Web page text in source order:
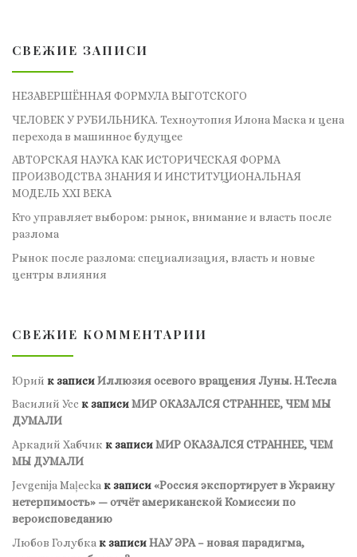
СВЕЖИЕ ЗАПИСИ
НЕЗАВЕРШЁННАЯ ФОРМУЛА ВЫГОТСКОГО
ЧЕЛОВЕК У РУБИЛЬНИКА. Техноутопия Илона Маска и цена
перехода в машинное будущее
АВТОРСКАЯ НАУКА КАК ИСТОРИЧЕСКАЯ ФОРМА
ПРОИЗВОДСТВА ЗНАНИЯ И ИНСТИТУЦИОНАЛЬНАЯ
МОДЕЛЬ XXI ВЕКА
Кто управляет выбором: рынок, внимание и власть после
разлома
Рынок после разлома: специализация, власть и новые
центры влияния
СВЕЖИЕ КОММЕНТАРИИ
Юрий к записиИллюзия осевого вращения Луны. Н.Тесла
Василий Усс к записиМИР ОКАЗАЛСЯ СТРАННЕЕ, ЧЕМ МЫ
ДУМАЛИ
Аркадий Хабчик к записиМИР ОКАЗАЛСЯ СТРАННЕЕ, ЧЕМ
МЫ ДУМАЛИ
Jevgenija Maļecka к записи«Россия экспортирует в Украину
нетерпимость» — отчёт американской Комиссии по
вероисповеданию
Любов Голубка к записиНАУ ЭРА – новая парадигма,